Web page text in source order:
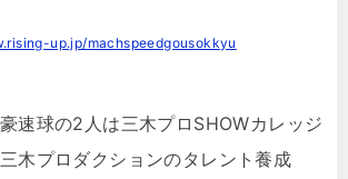
up.jp/machspeedgousokkyu
速球の2人は三木プロSHOWカレッジ
三木プロダクションのタレント養成